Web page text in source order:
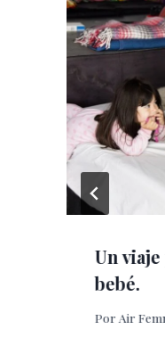
Un
bebé.
Por Air